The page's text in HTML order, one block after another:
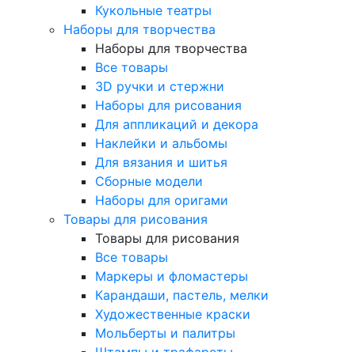
Кукольные театры
Наборы для творчества
Наборы для творчества
Все товары
3D ручки и стержни
Наборы для рисования
Для аппликаций и декора
Наклейки и альбомы
Для вязания и шитья
Сборные модели
Наборы для оригами
Товары для рисования
Товары для рисования
Все товары
Маркеры и фломастеры
Карандаши, пастель, мелки
Художественные краски
Мольберты и палитры